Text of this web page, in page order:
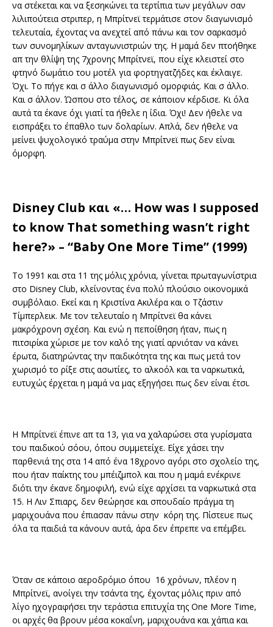
να στέκεται και να ξεσηκώνει τα τερτίπια των μεγάλων σαν
λιλιπούτεια στριπερ, η Μπρίτνεϊ τερμάτισε στον διαγωνισμό
τελευταία, έχοντας να ανεχτεί από πάνω και τον σαρκασμό
των συνομηλίκων ανταγωνιστριών της. Η μαμά δεν πτοήθηκε
απ την θλίψη της 7χρονης Μπρίτνεϊ, που είχε κλειστεί στο
φτηνό δωμάτιο του μοτέλ για φορτηγατζήδες και έκλαιγε.
Όχι. Το πήγε και σ άλλο διαγωνισμό ομορφιάς. Και σ άλλο.
Και σ άλλον. Ώσπου στο τέλος, σε κάποιον κέρδισε. Κι όλα
αυτά τα έκανε όχι γιατί τα ήθελε η ίδια. Όχι! Δεν ήθελε να
εισπράξει το έπαθλο των δολαρίων. Απλά, δεν ήθελε να
μείνει ψυχολογικό τραύμα στην Μπρίτνεϊ πως δεν είναι
όμορφη.
Disney Club και «… How was I supposed
to know That something wasn’t right
here?» – “Baby One More Time” (1999)
Το 1991 και στα 11 της μόλις χρόνια, γίνεται πρωταγωνίστρια
στο Disney Club, κλείνοντας ένα πολύ πλούσιο οικονομικά
συμβόλαιο. Εκεί και η Κριστίνα Ακιλέρα και ο Τζάστιν
Τίμπερλεικ. Με τον τελευταίο η Μπρίτνεϊ θα κάνει
μακρόχρονη σχέση. Και ενώ η πεποίθηση ήταν, πως η
πιτσιρίκα χώρισε με τον καλό της γιατί αρνιόταν να κάνει
έρωτα, διατηρώντας την παιδικότητα της και πως μετά τον
χωρισμό το ρίξε στις ασωτίες, το αλκοόλ και τα ναρκωτικά,
ευτυχώς έρχεται η μαμά να μας εξηγήσει πως δεν είναι έτσι.
Η Μπρίτνεϊ έπινε απ τα 13, για να χαλαρώσει στα γυρίσματα
του παιδικού σόου, όπου συμμετείχε. Είχε χάσει την
παρθενιά της στα 14 από ένα 18χρονο αγόρι στο σχολείο της,
που ήταν παίκτης του μπέιζμπολ και που η μαμά ενέκρινε
διότι την έκανε δημοφιλή, ενώ είχε αρχίσει τα ναρκωτικά στα
15. Η Λιν Σπιαρς, δεν θεώρησε και σπουδαίο πράγμα τη
μαριχουάνα που έπιασαν πάνω στην κόρη της. Πίστευε πως
όλα τα παιδιά τα κάνουν αυτά, άρα δεν έπρεπε να επέμβει.
Όταν σε κάποιο αεροδρόμιο όπου 16 χρόνων, πλέον η
Μπρίτνεϊ, ανοίγει την τσάντα της, έχοντας μόλις πριν από
λίγο ηχογραφήσει την τεράστια επιτυχία της One More Time,
οι αρχές θα βρουν μέσα κοκαΐνη, μαριχουάνα και χάπια και